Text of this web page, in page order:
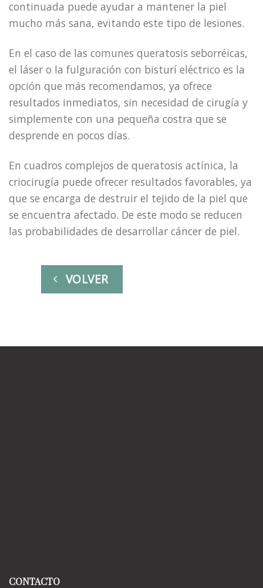
continuada puede ayudar a mantener la piel
mucho más sana, evitando este tipo de lesiones.
En el caso de las comunes queratosis seborréicas,
el láser o la fulguración con bisturí eléctrico es la
opción que más recomendamos, ya ofrece
resultados inmediatos, sin necesidad de cirugía y
simplemente con una pequeña costra que se
desprende en pocos días.
En cuadros complejos de queratosis actínica, la
criocirugía puede ofrecer resultados favorables, ya
que se encarga de destruir el tejido de la piel que
se encuentra afectado. De este modo se reducen
las probabilidades de desarrollar cáncer de piel.
VOLVER
CONTACTO